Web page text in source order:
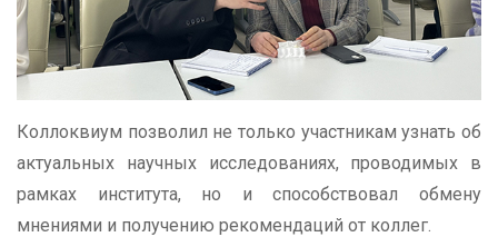
Коллоквиум позволил не только участникам узнать об
актуальных научных исследованиях, проводимых в
рамках института, но и способствовал обмену
мнениями и получению рекомендаций от коллег.